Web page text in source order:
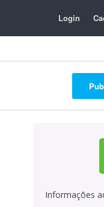
Login
Informações